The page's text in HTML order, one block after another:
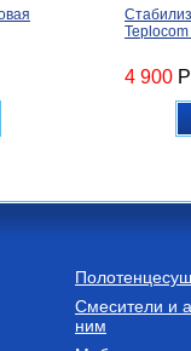
4 900
Котлы
Котел
Смесители и
ним